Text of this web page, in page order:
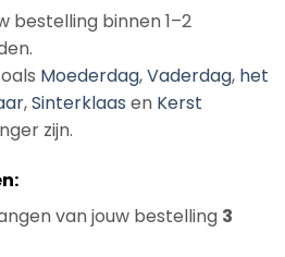
bestelling binnen 1–2
Moederdag,Vaderdag, het
,Sinterklaas en Kerst
zijn.
van jouw bestelling 3